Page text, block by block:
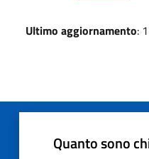
Ultimo aggiornamento:
Quanto sono